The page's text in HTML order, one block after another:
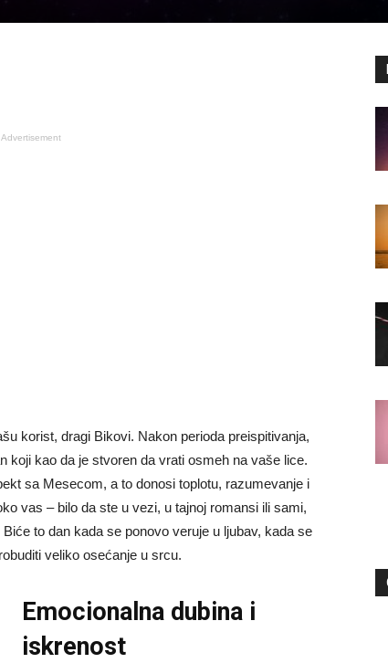
korist, dragi Bikovi. Nakon perioda preispitivanja,
koji kao da je stvoren da vrati osmeh na vaše lice.
sa Mesecom, a to donosi toplotu, razumevanje i
vas – bilo da ste u vezi, u tajnoj romansi ili sami,
to dan kada se ponovo veruje u ljubav, kada se
veliko osećanje u srcu.
Emocionalna dubina i
iskrenost